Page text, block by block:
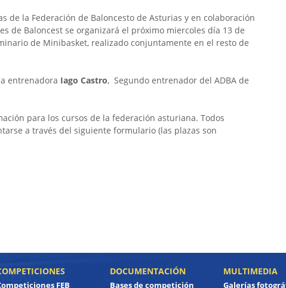
de la Federación de Baloncesto de Asturias y en colaboración
de Baloncest se organizará el próximo miercoles día 13 de
de Minibasket, realizado conjuntamente en el resto de
entrenadora Iago Castro, Segundo entrenador del ADBA de
para los cursos de la federación asturiana. Todos
a través del siguiente formulario (las plazas son
FEB
DOCUMENTACIÓN
Bases de competición
MULTIMEDIA
Galerías